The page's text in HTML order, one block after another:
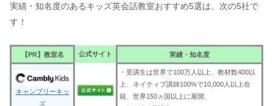
実績・知名度のあるキッズ英会話教室おすすめ5選は、次の5社で
す！
【PR】教室名 公式サイト 実績・知名度
キャンブリーキッ
ズ
・受講生は世界で100万人以上、教材数400以
上、ネイティブ講師100%で10,000人以上在
籍、世界150ヵ国以上に展開、